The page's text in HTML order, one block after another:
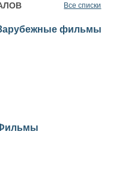
Все списки
фильмы